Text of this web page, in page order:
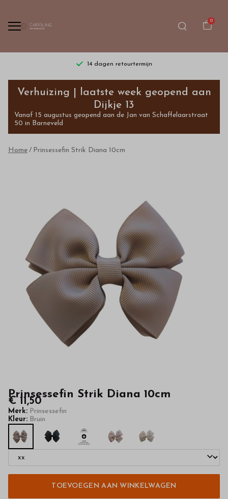
0
14 dagen retourtermijn
Prinsessefin
Strik
Diana
10cm
kinderkleding
van
hoge
kwaliteit
onze
webshop
Verhuizing | laatste week geopend aan
Dijkje 13
Vanaf 15 augustus geopend aan de Jan van Schaffelaarstraat
50 in Barneveld
Home Prinsessefin Strik Diana 10cm
Prinsessefin Strik Diana 10cm
€ 11,50
Merk: Prinsessefin
Kleur: Bruin
TOEVOEGEN AAN WINKELWAGEN